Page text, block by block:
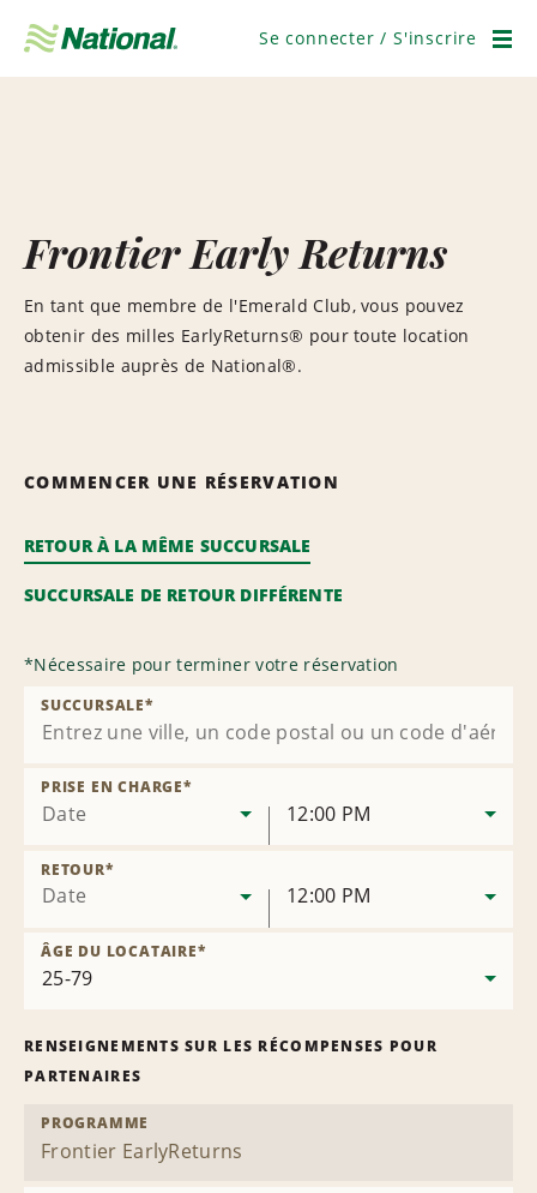
navigation
Se connecter / S'inscrire
Frontier Early Returns
En tant que membre de l'Emerald Club, vous pouvez
obtenir des milles EarlyReturns® pour toute location
admissible auprès de National®.
COMMENCER UNE RÉSERVATION
RETOUR À LA MÊME SUCCURSALE
SUCCURSALE DE RETOUR DIFFÉRENTE
*Nécessaire pour terminer votre réservation
SUCCURSALE*
Date
PRISE EN CHARGE*
12:00 PM
Date
RETOUR*
12:00 PM
ÂGE DU LOCATAIRE*
RENSEIGNEMENTS SUR LES RÉCOMPENSES POUR
PARTENAIRES
PROGRAMME